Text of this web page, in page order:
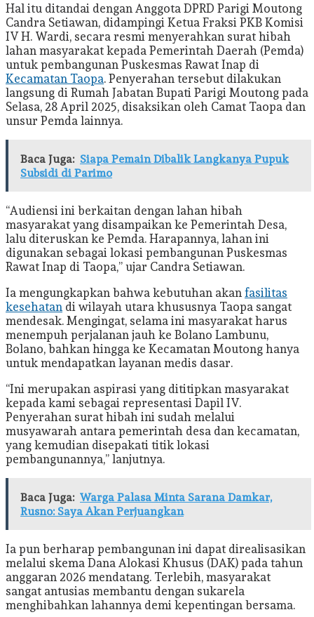
Hal itu ditandai dengan Anggota DPRD Parigi Moutong
Candra Setiawan, didampingi Ketua Fraksi PKB Komisi
IV H. Wardi, secara resmi menyerahkan surat hibah
lahan masyarakat kepada Pemerintah Daerah (Pemda)
untuk pembangunan Puskesmas Rawat Inap di
Kecamatan Taopa. Penyerahan tersebut dilakukan
langsung di Rumah Jabatan Bupati Parigi Moutong pada
Selasa, 28 April 2025, disaksikan oleh Camat Taopa dan
unsur Pemda lainnya.
Baca Juga: Siapa Pemain Dibalik Langkanya Pupuk
Subsidi di Parimo
“Audiensi ini berkaitan dengan lahan hibah
masyarakat yang disampaikan ke Pemerintah Desa,
lalu diteruskan ke Pemda. Harapannya, lahan ini
digunakan sebagai lokasi pembangunan Puskesmas
Rawat Inap di Taopa,” ujar Candra Setiawan.
Ia mengungkapkan bahwa kebutuhan akan fasilitas
kesehatan di wilayah utara khususnya Taopa sangat
mendesak. Mengingat, selama ini masyarakat harus
menempuh perjalanan jauh ke Bolano Lambunu,
Bolano, bahkan hingga ke Kecamatan Moutong hanya
untuk mendapatkan layanan medis dasar.
“Ini merupakan aspirasi yang dititipkan masyarakat
kepada kami sebagai representasi Dapil IV.
Penyerahan surat hibah ini sudah melalui
musyawarah antara pemerintah desa dan kecamatan,
yang kemudian disepakati titik lokasi
pembangunannya,” lanjutnya.
Baca Juga: Warga Palasa Minta Sarana Damkar,
Rusno: Saya Akan Perjuangkan
Ia pun berharap pembangunan ini dapat direalisasikan
melalui skema Dana Alokasi Khusus (DAK) pada tahun
anggaran 2026 mendatang. Terlebih, masyarakat
sangat antusias membantu dengan sukarela
menghibahkan lahannya demi kepentingan bersama.